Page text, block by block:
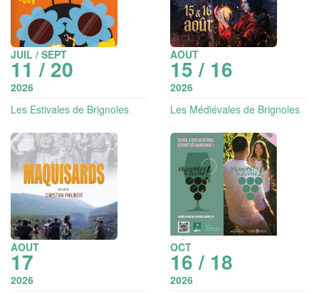
JUIL / SEPT
11 / 20
2026
Les Estivales de Brignoles
AOUT
15 / 16
2026
Les Médiévales de Brignoles
AOUT
17
2026
OCT
16 / 18
2026